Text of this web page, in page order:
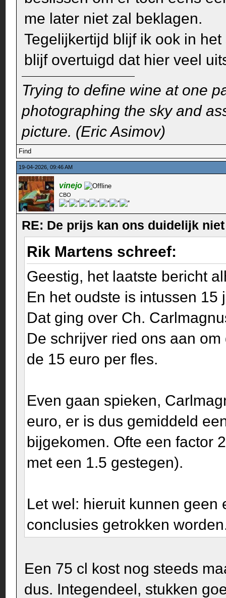
me later niet zal beklagen.
Tegelijkertijd blijf ik ook in
blijf overtuigd dat hier veel
Trying to define wine at one
photographing the sky and
picture. (Eric Asimov)
Find
19-04-2026, 09:46 AM
vinejo
CBO
RE: De prijs kan ons duidelijk
Rik Martens schreef:
Geestig, het laatste bericht
En het oudste is intussen 15
Dat ging over Ch.
De schrijver ried ons aan
de 15 euro per fles.
Even gaan spieken,
euro, er is dus gemiddeld
bijgekomen. Ofte een factor
met een 1.5 gestegen).
Let wel: hieruit kunnen
conclusies getrokken
Een 75 cl kost nog steeds
dus. Integendeel, stukken